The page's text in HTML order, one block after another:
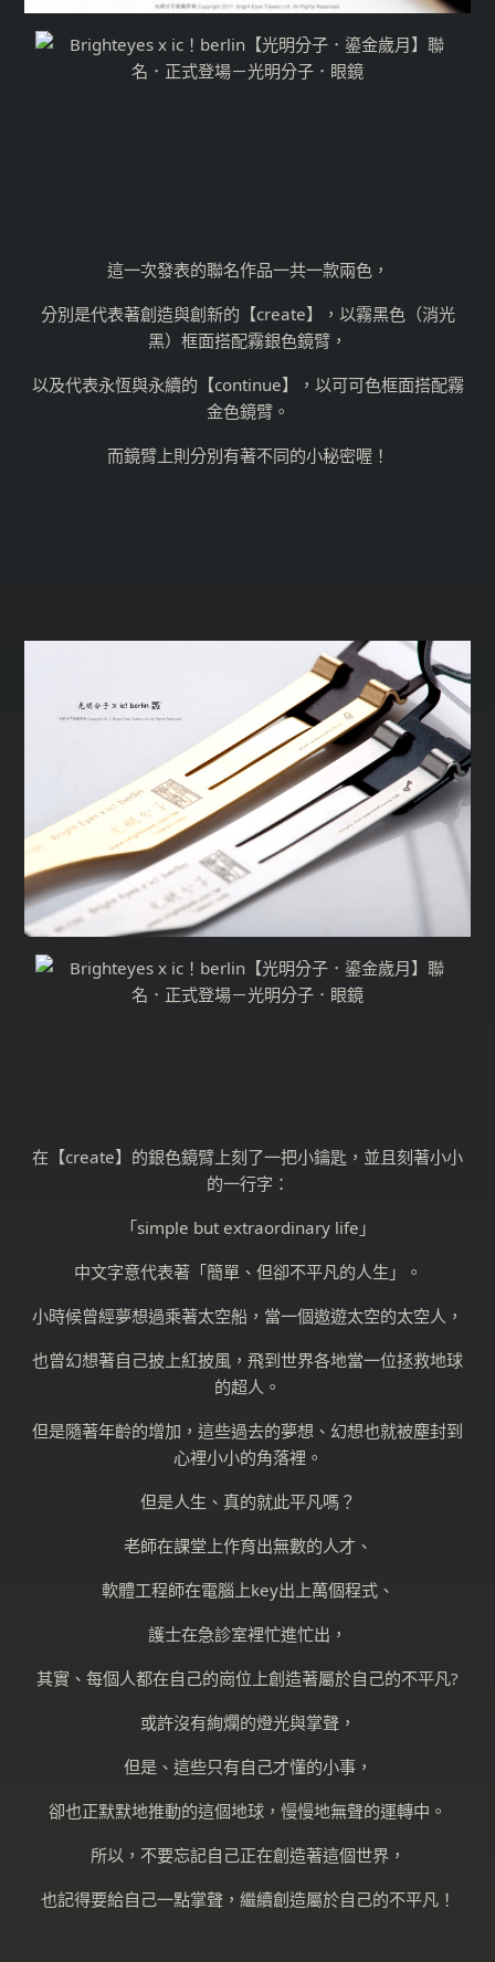
這一次發表的聯名作品一共一款兩色，
分別是代表著創造與創新的【create】，以霧黑色（消光
黑）框面搭配霧銀色鏡臂，
以及代表永恆與永續的【continue】，以可可色框面搭配霧
金色鏡臂。
而鏡臂上則分別有著不同的小秘密喔！
在【create】的銀色鏡臂上刻了一把小鑰匙，並且刻著小小
的一行字：
「simple but extraordinary life」
中文字意代表著「簡單、但卻不平凡的人生」。
小時候曾經夢想過乘著太空船，當一個遨遊太空的太空人，
也曾幻想著自己披上紅披風，飛到世界各地當一位拯救地球
的超人。
但是隨著年齡的增加，這些過去的夢想、幻想也就被塵封到
心裡小小的角落裡。
但是人生、真的就此平凡嗎？
老師在課堂上作育出無數的人才、
軟體工程師在電腦上key出上萬個程式、
護士在急診室裡忙進忙出，
其實、每個人都在自己的崗位上創造著屬於自己的不平凡?
或許沒有絢爛的燈光與掌聲，
但是、這些只有自己才懂的小事，
卻也正默默地推動的這個地球，慢慢地無聲的運轉中。
所以，不要忘記自己正在創造著這個世界，
也記得要給自己一點掌聲，繼續創造屬於自己的不平凡！